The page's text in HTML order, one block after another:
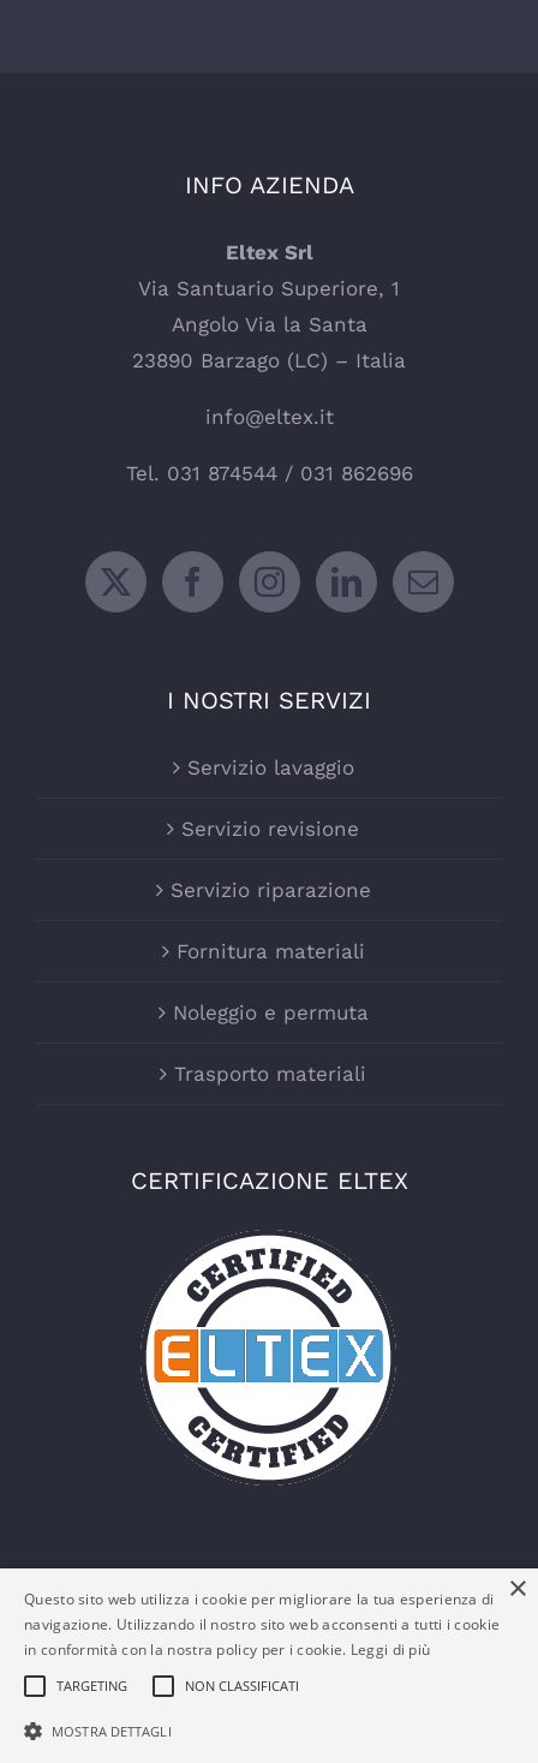
INFO AZIENDA
Eltex Srl
Via Santuario Superiore, 1
Angolo Via la Santa
23890 Barzago (LC) – Italia
info@eltex.it
Tel. 031 874544/ 031 862696
I NOSTRI SERVIZI
Servizio lavaggio
Servizio revisione
Servizio riparazione
Fornitura materiali
Noleggio e permuta
Trasporto materiali
CERTIFICAZIONE ELTEX
© Eltex Srl - P. IVA: 03161180132 -
×
Questo sito web utilizza i cookie per migliorare la tua esperienza di
navigazione. Utilizzando il nostro sito web acconsenti a tutti i cookie
in conformità con la nostra policy per i cookie. Leggi di più
TARGETING NON CLASSIFICATI
MOSTRA DETTAGLI